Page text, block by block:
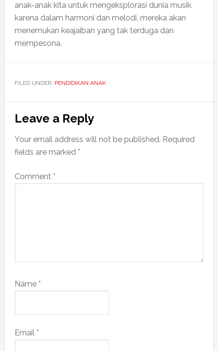
anak-anak kita untuk mengeksplorasi dunia musik,
karena dalam harmoni dan melodi, mereka akan
menemukan keajaiban yang tak terduga dan
mempesona.
FILED UNDER: PENDIDIKAN ANAK
Reader
Interactions
Leave a Reply
Your email address will not be published. Required
fields are marked *
Comment *
Name *
Email *